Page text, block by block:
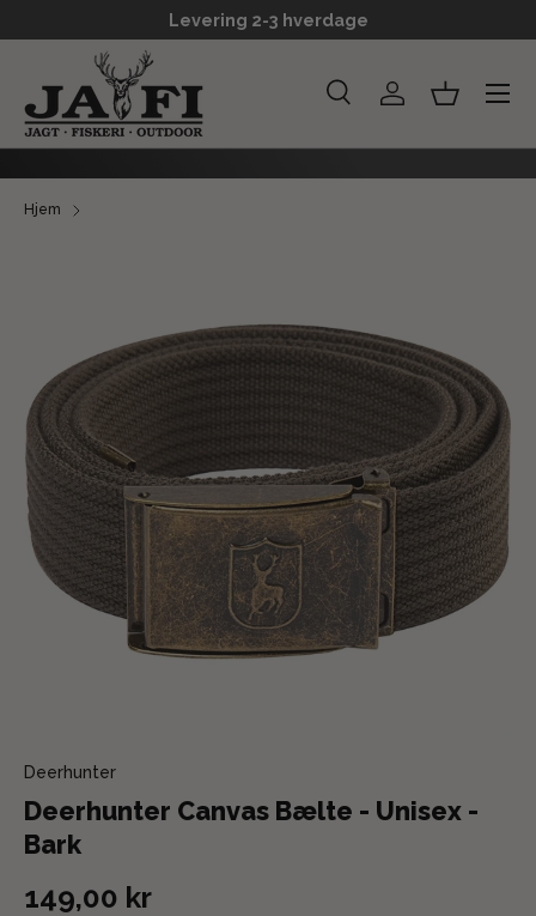
GÅ TIL INDHOLD
Levering 2-3 hverdage
Søg Log indKurv
Menu
Hjem
Deerhunter
Deerhunter Canvas Bælte - Unisex -
Bark
149,00 kr